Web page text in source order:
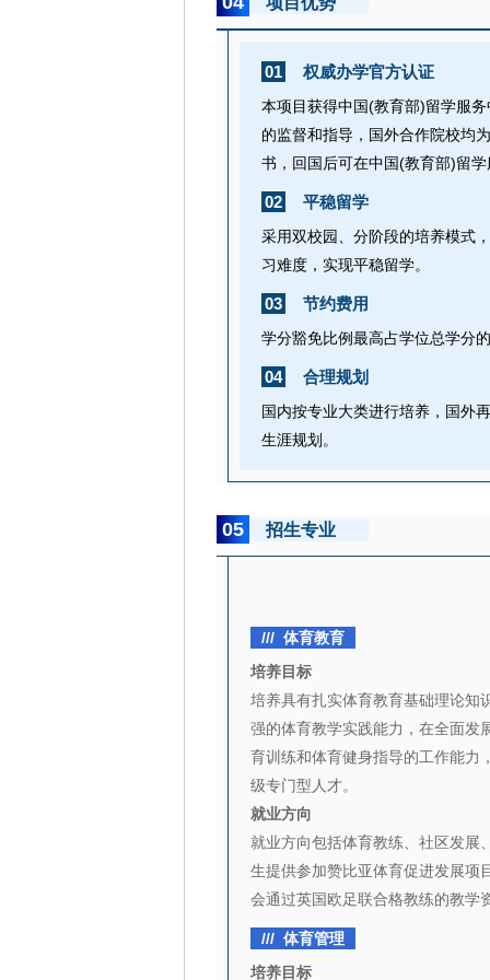
01 权威办学官方认证
本项目获得中国(教育部)留学服
的监督和指导，国外合作院校均
书，回国后可在中国(教育部)留
02 平稳留学
采用双校园、分阶段的培养模式
习难度，实现平稳留学。
03 节约费用
学分豁免比例最高占学位总学分
04 合理规划
国内按专业大类进行培养，国外
生涯规划。
05 招生专业
/// 体育教育
培养目标
培养具有扎实体育教育基础理论知
强的体育教学实践能力，在全面发
育训练和体育健身指导的工作能力
级专门型人才。
就业方向
就业方向包括体育教练、社区发展
生提供参加赞比亚体育促进发展项
会通过英国欧足联合格教练的教学
/// 体育管理
培养目标